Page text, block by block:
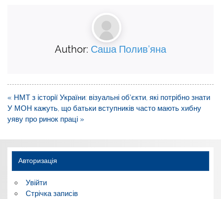
Author: Саша Полив'яна
Навігація
записів
« НМТ з історії України: візуальні об’єкти, які потрібно знати
У МОН кажуть, що батьки вступників часто мають хибну
уяву про ринок праці »
Авторизація
Увійти
Стрічка записів